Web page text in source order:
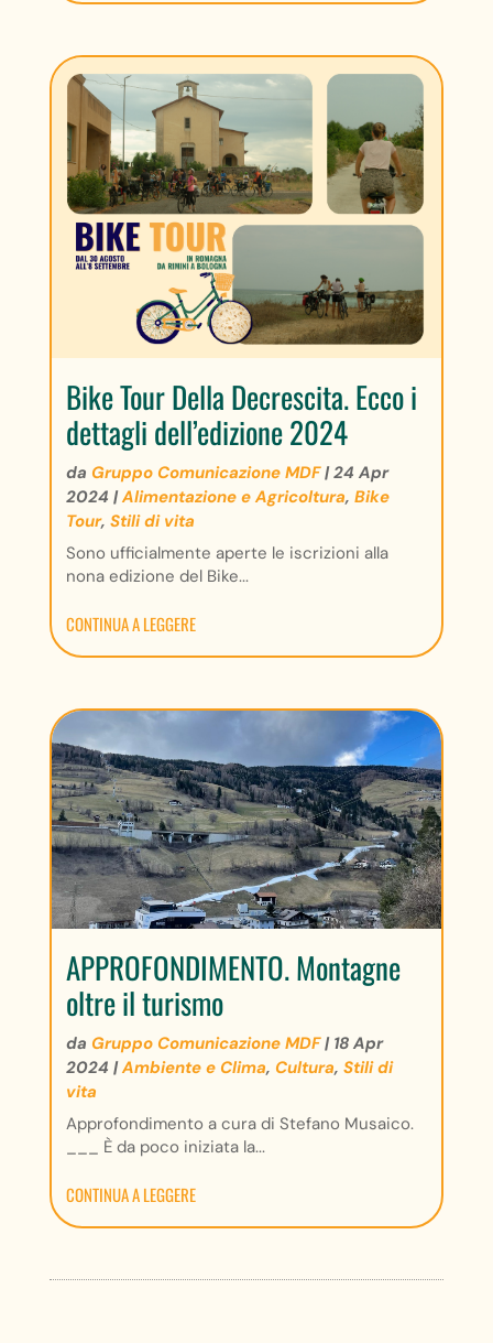
Bike Tour Della Decrescita. Ecco i
dettagli dell’edizione 2024
da Gruppo Comunicazione MDF|24 Apr
2024 |Alimentazione e Agricoltura, Bike
Tour, Stili di vita
Sono ufficialmente aperte le iscrizioni alla
nona edizione del Bike...
CONTINUA A LEGGERE
APPROFONDIMENTO. Montagne
oltre il turismo
da Gruppo Comunicazione MDF| 18 Apr
2024 |Ambiente e Clima, Cultura, Stili di
vita
Approfondimento a cura di Stefano Musaico.
___ È da poco iniziata la...
CONTINUA A LEGGERE